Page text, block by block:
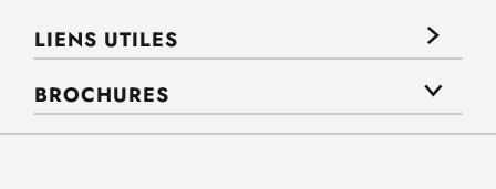
LIENS UTILES
BROCHURES